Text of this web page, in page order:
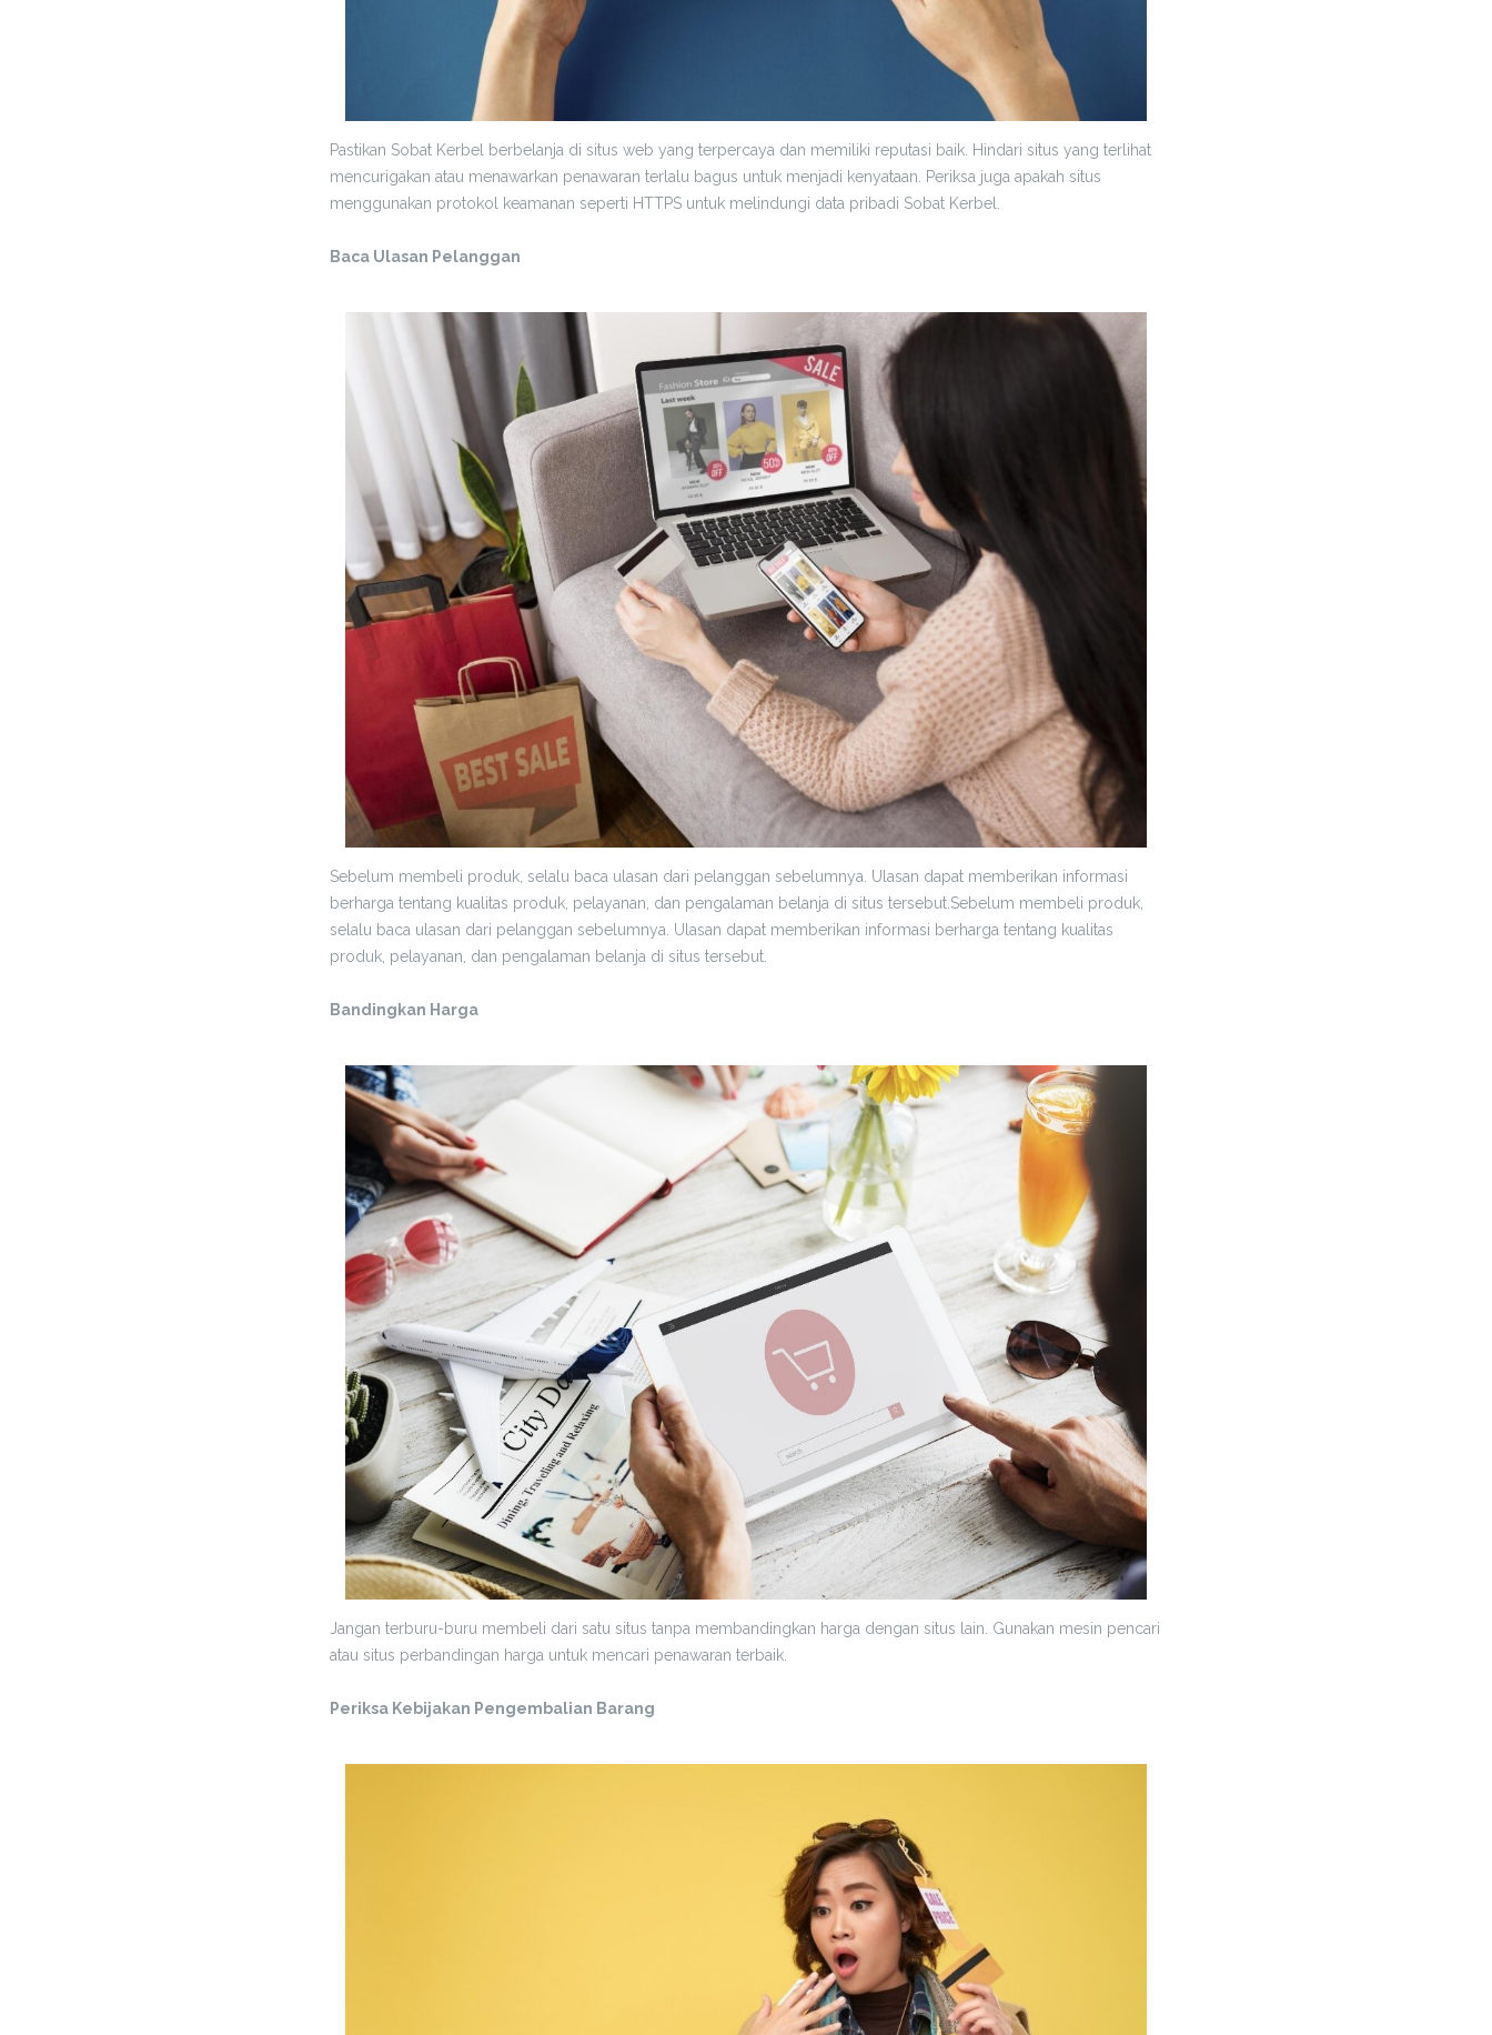
Pastikan Sobat Kerbel berbelanja di situs web yang terpercaya dan memiliki reputasi baik. Hindari situs yang terlihat
mencurigakan atau menawarkan penawaran terlalu bagus untuk menjadi kenyataan. Periksa juga apakah situs
menggunakan protokol keamanan seperti HTTPS untuk melindungi data pribadi Sobat Kerbel.
Baca Ulasan Pelanggan
Sebelum membeli produk, selalu baca ulasan dari pelanggan sebelumnya. Ulasan dapat memberikan informasi
berharga tentang kualitas produk, pelayanan, dan pengalaman belanja di situs tersebut.Sebelum membeli produk,
selalu baca ulasan dari pelanggan sebelumnya. Ulasan dapat memberikan informasi berharga tentang kualitas
produk, pelayanan, dan pengalaman belanja di situs tersebut.
Bandingkan Harga
Jangan terburu-buru membeli dari satu situs tanpa membandingkan harga dengan situs lain. Gunakan mesin pencari
atau situs perbandingan harga untuk mencari penawaran terbaik.
Periksa Kebijakan Pengembalian Barang